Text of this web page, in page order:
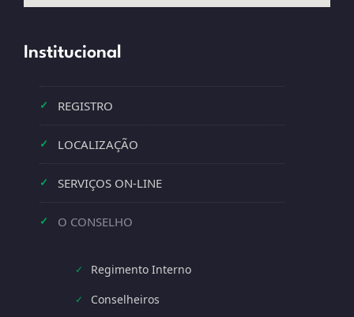
Institucional
✓ REGISTRO
✓ LOCALIZAÇÃO
✓ SERVIÇOS ON-LINE
✓ O CONSELHO
✓ Regimento Interno
✓ Conselheiros